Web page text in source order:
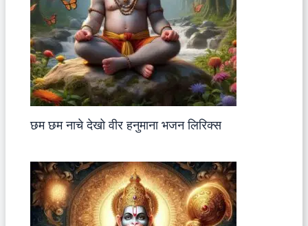
छम छम नाचे देखो वीर हनुमाना भजन लिरिक्स